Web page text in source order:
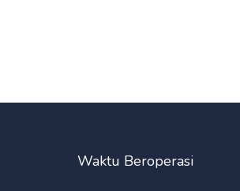
Waktu Beroperasi